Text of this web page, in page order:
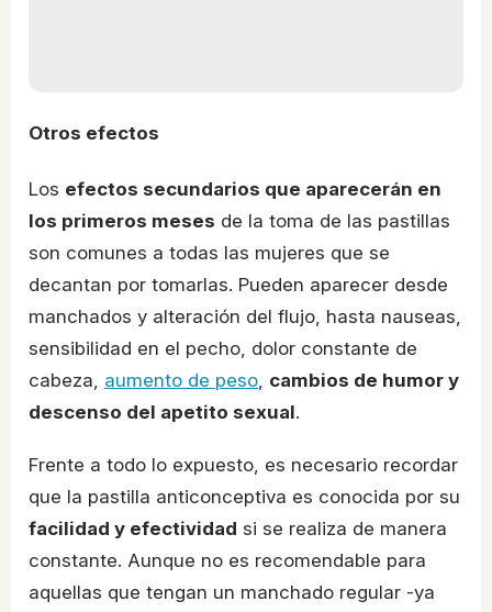
Otros efectos
Los efectos secundarios que aparecerán en
los primeros meses de la toma de las pastillas
son comunes a todas las mujeres que se
decantan por tomarlas. Pueden aparecer desde
manchados y alteración del flujo, hasta nauseas,
sensibilidad en el pecho, dolor constante de
cabeza, aumento de peso, cambios de humor y
descenso del apetito sexual.
Frente a todo lo expuesto, es necesario recordar
que la pastilla anticonceptiva es conocida por su
facilidad y efectividad si se realiza de manera
constante. Aunque no es recomendable para
aquellas que tengan un manchado regular -ya